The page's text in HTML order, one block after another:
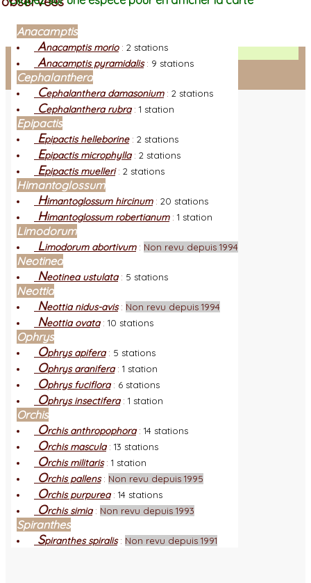
Facebook
Connexion adhérent
Anacamptis
Anacamptis morio: 2 stations
Anacamptis pyramidalis: 9 stations
Cephalanthera
Cephalanthera damasonium: 2 stations
Cephalanthera rubra: 1 station
Epipactis
Epipactis helleborine: 2 stations
Epipactis microphylla: 2 stations
Epipactis muelleri: 2 stations
Himantoglossum
Himantoglossum hircinum: 20 stations
Himantoglossum robertianum: 1 station
Limodorum
Limodorum abortivum: Non revu depuis 1994
Neotinea
Neotinea ustulata: 5 stations
Neottia
Neottia nidus-avis: Non revu depuis 1994
Neottia ovata: 10 stations
Ophrys
Ophrys apifera: 5 stations
Ophrys aranifera: 1 station
Ophrys fuciflora: 6 stations
Ophrys insectifera: 1 station
Orchis
Orchis anthropophora: 14 stations
Orchis mascula: 13 stations
Orchis militaris: 1 station
Orchis pallens: Non revu depuis 1995
Orchis purpurea: 14 stations
Orchis simia: Non revu depuis 1993
Spiranthes
Spiranthes spiralis: Non revu depuis 1991